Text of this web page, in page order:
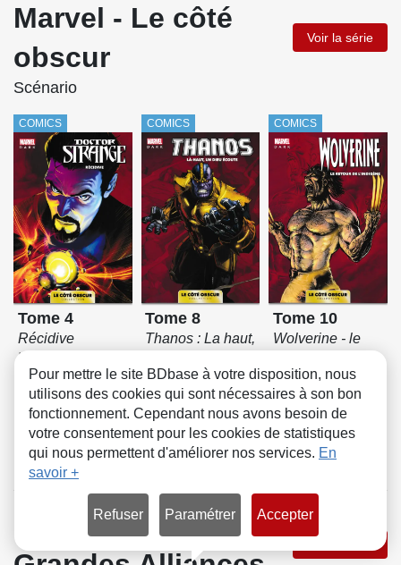
Marvel - Le côté
obscur
Voir la série
Scénario
COMICS
Tome 4
Récidive
Intégrale
COMICS
Tome 8
Thanos : La haut,
Intégrale
COMICS
Tome 10
Wolverine - le
l'indigène
Intégrale
Marvel - Les
Pour mettre le site BDbase à votre disposition, nous
utilisons des cookies qui sont nécessaires à son bon
fonctionnement. Cependant nous avons besoin de
votre consentement pour les cookies de statistiques
qui nous permettent d'améliorer nos services. En
savoir +
Refuser Paramétrer Accepter